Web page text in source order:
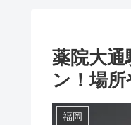
薬院大
ン！場
福岡